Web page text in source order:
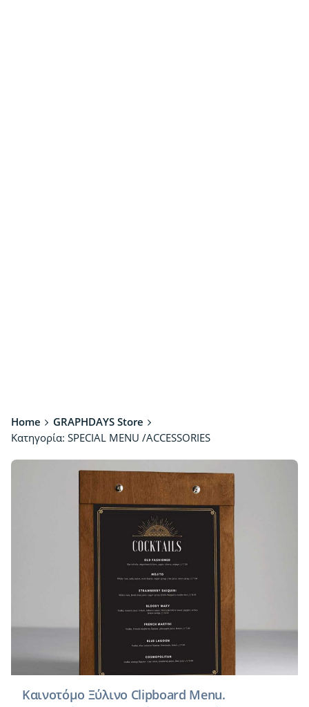
Home
GRAPHDAYS Store
Κατηγορία: SPECIAL MENU /ACCESSORIES
Καινοτόμο Ξύλινο Clipboard Menu.